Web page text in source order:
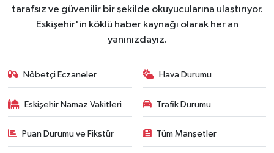
tarafsız ve güvenilir bir şekilde okuyucularına ulaştırıyor.
Eskişehir'in köklü haber kaynağı olarak her an
yanınızdayız.
Nöbetçi Eczaneler Hava Durumu
Eskişehir Namaz Vakitleri Trafik Durumu
Puan Durumu ve Fikstür Tüm Manşetler